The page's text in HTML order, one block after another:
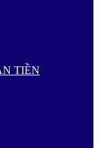
TIỀN